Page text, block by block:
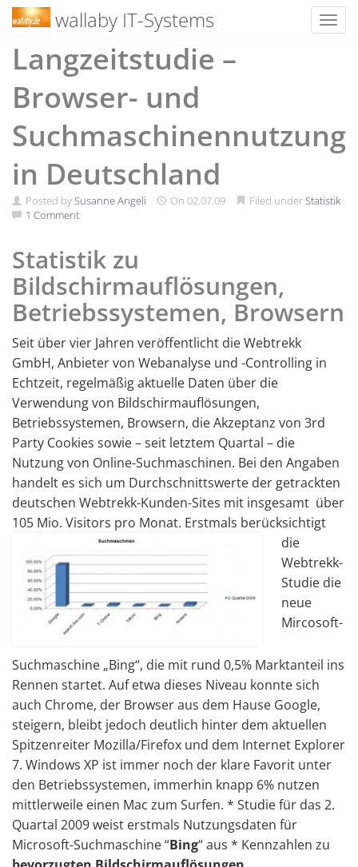
Skip
wallaby IT-Systems
Langzeitstudie –
Browser- und
Suchmaschinennutzung
in Deutschland
Posted bySusanne Angeli On 02.07.09 Filed underStatistik
1 Comment
Statistik zu
Bildschirmauflösungen,
Betriebssystemen, Browsern
Seit über vier Jahren veröffentlicht die Webtrekk
GmbH, Anbieter von Webanalyse und -Controlling in
Echtzeit, regelmäßig aktuelle Daten über die
Verwendung von Bildschirmauflösungen,
Betriebssystemen, Browsern, die Akzeptanz von 3rd
Party Cookies sowie – seit letztem Quartal – die
Nutzung von Online-Suchmaschinen. Bei den Angaben
handelt es sich um Durchschnittswerte der getrackten
deutschen Webtrekk-Kunden-Sites mit insgesamt über
105 Mio. Visitors pro Monat. Erstmals berücksichtigt
die
Webtrekk-
Studie die
neue
Mircosoft-
Suchmaschine „Bing“, die mit rund 0,5% Marktanteil ins
Rennen startet. Auf etwa dieses Niveau konnte sich
auch Chrome, der Browser aus dem Hause Google,
steigern, bleibt jedoch deutlich hinter dem aktuellen
Spitzenreiter Mozilla/Firefox und dem Internet Explorer
7. Windows XP ist immer noch der klare Favorit unter
den Betriebssystemen, immerhin knapp 6% nutzen
mittlerweile einen Mac zum Surfen. * Studie für das 2.
Quartal 2009 weist erstmals Nutzungsdaten für
Microsoft-Suchmaschine “Bing“ aus * Kennzahlen zu